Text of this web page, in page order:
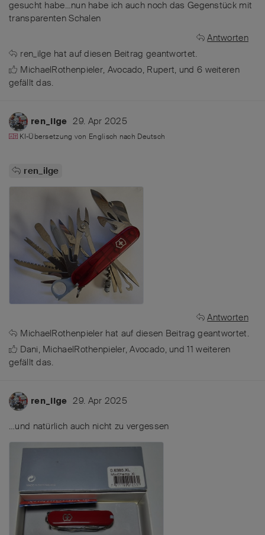
gesucht habe…nun habe ich auch noch das Gegenstück mit
transparenten Schalen
Antworten
ren_ilge hat auf diesen Beitrag geantwortet.
MichaelRothenpieler, Avocado, Rupert, und 6 weiteren
gefällt das.
ren_ilge 29. Apr 2025
KI-Übersetzung von Englisch nach Deutsch
ren_ilge
Antworten
MichaelRothenpieler hat auf diesen Beitrag geantwortet.
Dani, MichaelRothenpieler,Avocado, und11 weiteren
gefällt das.
ren_ilge 29. Apr 2025
…und natürlich auch nicht zu vergessen